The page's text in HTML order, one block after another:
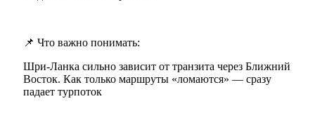
📌 Что важно понимать:
Шри-Ланка сильно зависит от транзита через Ближний
Восток. Как только маршруты «ломаются» — сразу
падает турпоток